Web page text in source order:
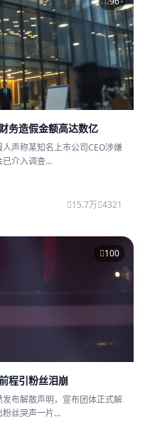
务造假金额高达数亿
声称某知名上市公司CEO涉嫌
介入调查...
15.7万 4321
100
程引粉丝泪崩
布解散声明，宣布团体正式解
丝哭声一片...